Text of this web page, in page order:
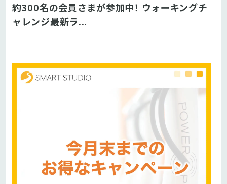
約300名の会員さまが参加中！ ウォーキングチ
ャレンジ最新ラ...